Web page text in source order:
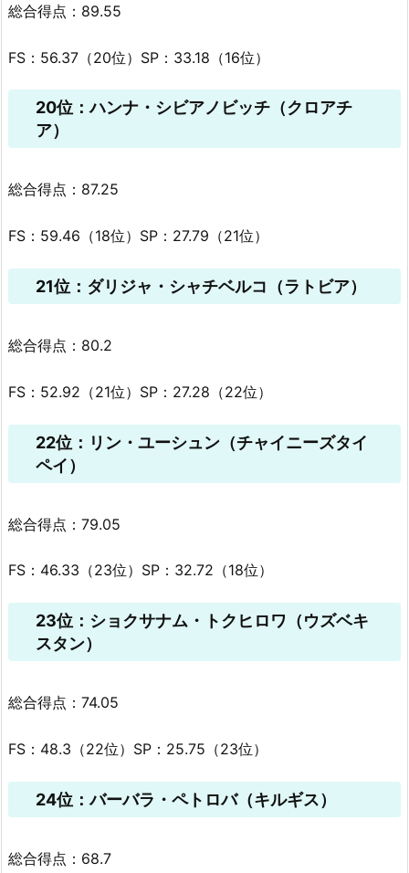
総合得点：89.55
FS：56.37（20位）SP：33.18（16位）
20位：ハンナ・シビアノビッチ（クロアチ
ア）
総合得点：87.25
FS：59.46（18位）SP：27.79（21位）
21位：ダリジャ・シャチベルコ（ラトビア）
総合得点：80.2
FS：52.92（21位）SP：27.28（22位）
22位：リン・ユーシュン（チャイニーズタイ
ペイ）
総合得点：79.05
FS：46.33（23位）SP：32.72（18位）
23位：ショクサナム・トクヒロワ（ウズベキ
スタン）
総合得点：74.05
FS：48.3（22位）SP：25.75（23位）
24位：バーバラ・ペトロバ（キルギス）
総合得点：68.7